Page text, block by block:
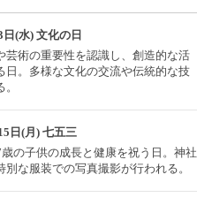
(水) 文化の日
芸術の重要性を認識し、創造的な活
日。多様な文化の交流や伝統的な技
日(月) 七五三
の子供の成長と健康を祝う日。神社
別な服装での写真撮影が行われる。